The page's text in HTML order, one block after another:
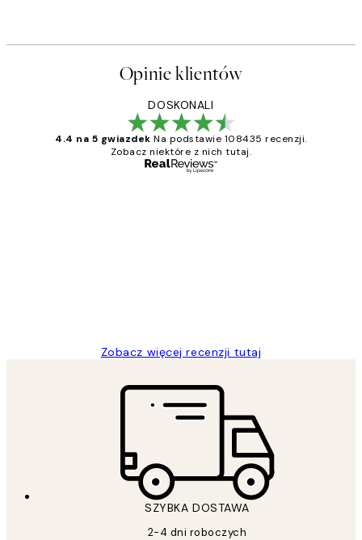
Opinie klientów
DOSKONALI
4.4 na 5 gwiazdek Na podstawie 108435 recenzji.
Zobacz niektóre z nich tutaj.
Zobacz więcej recenzji tutaj
SZYBKA DOSTAWA
2-4 dni roboczych